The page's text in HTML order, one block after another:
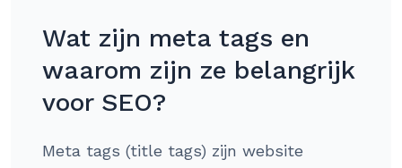
Wat zijn meta tags en
waarom zijn ze belangrijk
voor SEO?
Meta tags (title tags) zijn website